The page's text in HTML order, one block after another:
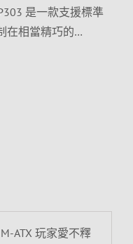
是一款支援標準
在相當精巧的…
ATX 玩家愛不釋